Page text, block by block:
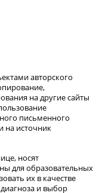
авторского
на другие сайты
письменного
на источник
носят
для образовательных
их в качестве
и выбор